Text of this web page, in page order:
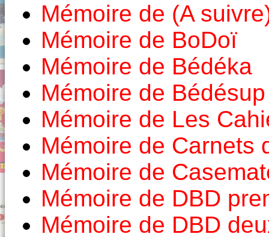
Mémoire de (A
Mémoire de BoDoï
Mémoire de Bédéka
Mémoire de Bédésup
Mémoire de Les
Mémoire de Carnets
Mémoire de
Mémoire de DBD
Mémoire de DBD